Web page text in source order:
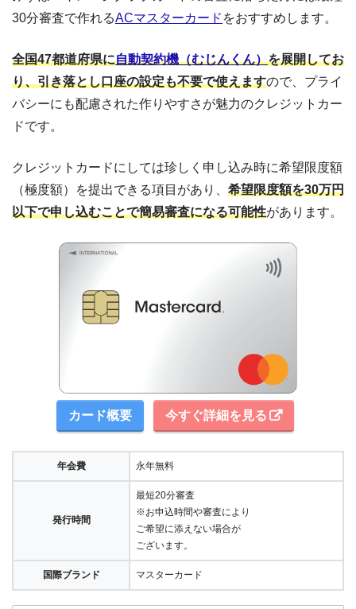
30分審査で作れるACマスターカード をおすすめします。
全国47都道府県に自動契約機（むじんくん）を展開してお
り、引き落とし口座の設定も不要で使えますので、プライ
バシーにも配慮された作りやすさが魅力のクレジットカー
ドです。
クレジットカードにしては珍しく申し込み時に希望限度額
（極度額）を提出できる項目があり、 希望限度額を30万円
以下で申し込むことで簡易審査になる可能性があります。
カード概要 今すぐ詳細を見る
年会費 永年無料
発行時間
最短20分審査
※お申込時間や審査により
ご希望に添えない場合が
ございます。
国際ブランド マスターカード